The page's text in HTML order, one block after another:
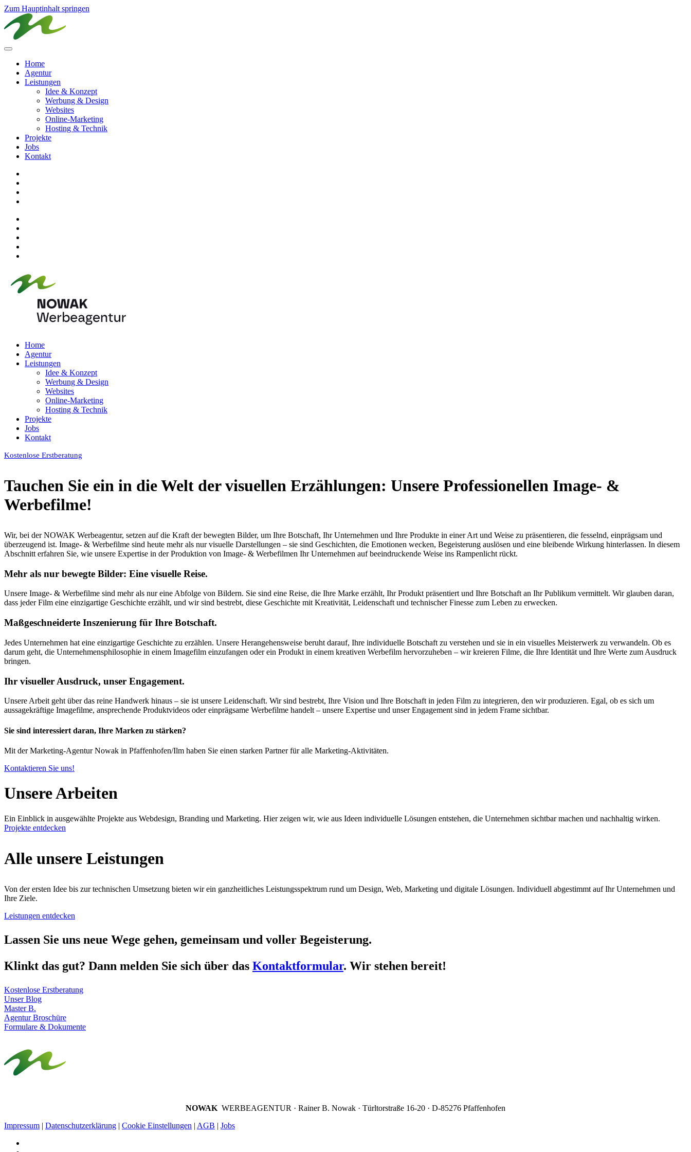
Zum Hauptinhalt springen
Home
Agentur
Leistungen
Idee & Konzept
Werbung & Design
Websites
Online-Marketing
Hosting & Technik
Projekte
Jobs
Kontakt
Home
Agentur
Leistungen
Idee & Konzept
Werbung & Design
Websites
Online-Marketing
Hosting & Technik
Projekte
Jobs
Kontakt
Kostenlose Erstberatung
Tauchen Sie ein in die Welt der visuellen Erzählungen: Unsere Professionellen Image- &
Werbefilme!
Wir, bei der NOWAK Werbeagentur, setzen auf die Kraft der bewegten Bilder, um Ihre Botschaft, Ihr Unternehmen und Ihre Produkte in einer Art und Weise zu präsentieren, die fesselnd, einprägsam und
überzeugend ist. Image- & Werbefilme sind heute mehr als nur visuelle Darstellungen – sie sind Geschichten, die Emotionen wecken, Begeisterung auslösen und eine bleibende Wirkung hinterlassen. In diesem
Abschnitt erfahren Sie, wie unsere Expertise in der Produktion von Image- & Werbefilmen Ihr Unternehmen auf beeindruckende Weise ins Rampenlicht rückt.
Mehr als nur bewegte Bilder: Eine visuelle Reise.
Unsere Image- & Werbefilme sind mehr als nur eine Abfolge von Bildern. Sie sind eine Reise, die Ihre Marke erzählt, Ihr Produkt präsentiert und Ihre Botschaft an Ihr Publikum vermittelt. Wir glauben daran,
dass jeder Film eine einzigartige Geschichte erzählt, und wir sind bestrebt, diese Geschichte mit Kreativität, Leidenschaft und technischer Finesse zum Leben zu erwecken.
Maßgeschneiderte Inszenierung für Ihre Botschaft.
Jedes Unternehmen hat eine einzigartige Geschichte zu erzählen. Unsere Herangehensweise beruht darauf, Ihre individuelle Botschaft zu verstehen und sie in ein visuelles Meisterwerk zu verwandeln. Ob es
darum geht, die Unternehmensphilosophie in einem Imagefilm einzufangen oder ein Produkt in einem kreativen Werbefilm hervorzuheben – wir kreieren Filme, die Ihre Identität und Ihre Werte zum Ausdruck
bringen.
Ihr visueller Ausdruck, unser Engagement.
Unsere Arbeit geht über das reine Handwerk hinaus – sie ist unsere Leidenschaft. Wir sind bestrebt, Ihre Vision und Ihre Botschaft in jeden Film zu integrieren, den wir produzieren. Egal, ob es sich um
aussagekräftige Imagefilme, ansprechende Produktvideos oder einprägsame Werbefilme handelt – unsere Expertise und unser Engagement sind in jedem Frame sichtbar.
Sie sind interessiert daran, Ihre Marken zu stärken?
Mit der Marketing-Agentur Nowak in Pfaffenhofen/Ilm haben Sie einen starken Partner für alle Marketing-Aktivitäten.
Kontaktieren Sie uns!
Unsere Arbeiten
Ein Einblick in ausgewählte Projekte aus Webdesign, Branding und Marketing. Hier zeigen wir, wie aus Ideen individuelle Lösungen entstehen, die Unternehmen sichtbar machen und nachhaltig wirken.
Projekte entdecken
Alle unsere Leistungen
Von der ersten Idee bis zur technischen Umsetzung bieten wir ein ganzheitliches Leistungsspektrum rund um Design, Web, Marketing und digitale Lösungen. Individuell abgestimmt auf Ihr Unternehmen und
Ihre Ziele.
Leistungen entdecken
Lassen Sie uns neue Wege gehen, gemeinsam und voller Begeisterung.
Klinkt das gut? Dann melden Sie sich über das Kontaktformular. Wir stehen bereit!
Kostenlose Erstberatung
Unser Blog
Master B.
Agentur Broschüre
Formulare & Dokumente
NOWAK WERBEAGENTUR · Rainer B. Nowak · Türltorstraße 16-20 · D-85276 Pfaffenhofen
Impressum | Datenschutzerklärung | Cookie Einstellungen | AGB | Jobs